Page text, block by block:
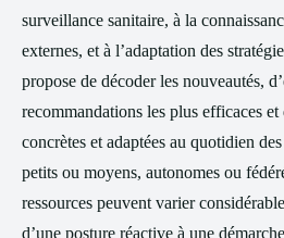
surveillance sanitaire, à la
externes, et à l’adaptation des
propose de décoder les nouveautés,
recommandations les plus efficaces
concrètes et adaptées au quotidien
petits ou moyens, autonomes ou
ressources peuvent varier
d’une posture réactive à une